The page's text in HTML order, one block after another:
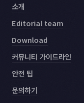
소개
Editorial team
Download
커뮤니티 가이드라인
안전 팁
문의하기